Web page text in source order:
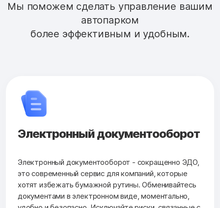
Мы поможем сделать управление вашим
автопарком
более эффективным и удобным.
Электронный документооборот
Электронный документооборот - сокращенно ЭДО,
это современный сервис для компаний, которые
хотят избежать бумажной рутины. Обменивайтесь
документами в электронном виде, моментально,